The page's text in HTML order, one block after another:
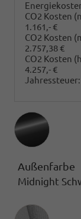
CO2 Kosten
1.161,- €
CO2 Kosten
2.757,38 €
CO2 Kosten
4.257,- €
Jahressteuer:
Außenfarbe
Midnight